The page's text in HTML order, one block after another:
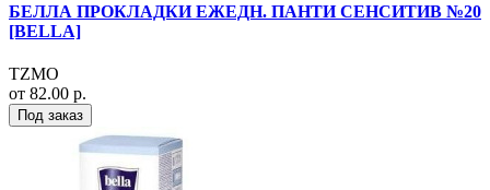
БЕЛЛА ПРОКЛАДКИ ЕЖЕДН. ПАНТИ СЕНСИТИВ №20
[BELLA]
TZMO
от 82.00 р.
Под заказ